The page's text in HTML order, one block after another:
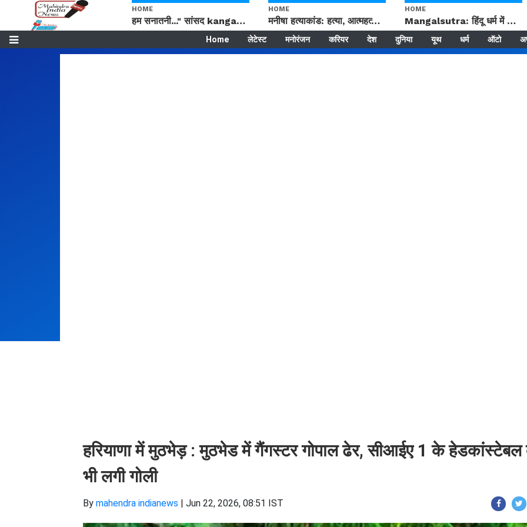
HOME
हम सनातनी..." सांसद kangana Ranaut से क्या बोली लड़की? Viral Jantar-Mantar | CJP protest
HOME
मनीषा हत्याकांड: हत्या, आत्महत्या या कोई बड़ा राज? | Full Story | Josh Haryana
HOME
Mangalsutra: हिंदू धर्म में शादी के बाद मंगलसूत्र क्यों पहनती है महिलाएं, किसने शुरु की ये परंपरा
Home लेटेस्ट मनोरंजन करियर देश दुनिया यूथ धर्म ऑटो
हरियाणा में मुठभेड़ : मुठभेड में गैंगस्टर गोपाल ढेर, सीआईए 1 के हेडकांस्टेबल
भी लगी गोली
By mahendra indianews | Jun 22, 2026, 08:51 IST